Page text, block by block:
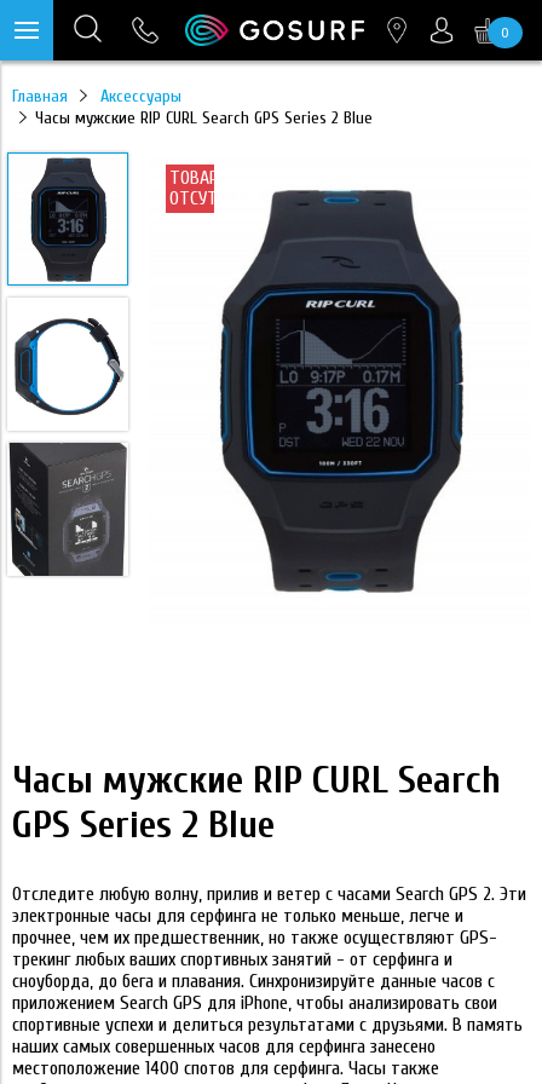
0
Главная
Аксессуары
Часы мужские RIP CURL Search GPS Series 2 Blue
ТОВАР
ОТСУТСТВУЕТ
Часы мужские RIP CURL Search
GPS Series 2 Blue
Отследите любую волну, прилив и ветер с часами Search GPS 2. Эти
электронные часы для серфинга не только меньше, легче и
прочнее, чем их предшественник, но также осуществляют GPS-
трекинг любых ваших спортивных занятий - от серфинга и
сноуборда, до бега и плавания. Синхронизируйте данные часов с
приложением Search GPS для iPhone, чтобы анализировать свои
спортивные успехи и делиться результатами с друзьями. В память
наших самых совершенных часов для серфинга занесено
местоположение 1400 спотов для серфинга. Часы также
https://mc.yandex.ru/pixel/28467905289433451?rnd=%aw_random%